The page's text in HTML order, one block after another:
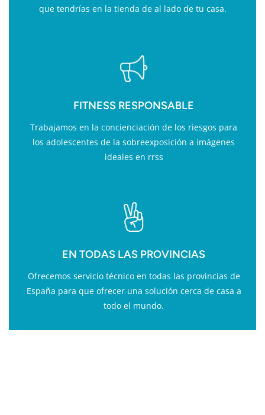
que tendrías en la tienda de al lado de tu casa.
FITNESS RESPONSABLE
Trabajamos en la concienciación de los riesgos para
los adolescentes de la sobreexposición a imágenes
ideales en rrss
EN TODAS LAS PROVINCIAS
Ofrecemos servicio técnico en todas las provincias de
España para que ofrecer una solución cerca de casa a
todo el mundo.